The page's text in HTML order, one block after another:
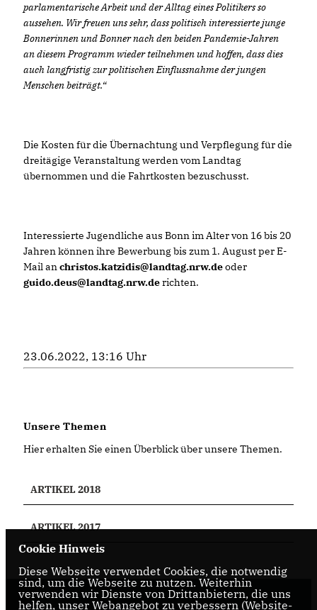
parlamentarische Arbeit und der Alltag eines Politikers so
aussehen. Wir freuen uns sehr, dass politisch interessierte junge
Bonnerinnen und Bonner nach den beiden Pandemie-Jahren
an diesem Programm wieder teilnehmen und hoffen, dass dies
auch langfristig zur politischen Einflussnahme der jungen
Menschen beiträgt.“
Die Kosten für die Übernachtung und Verpflegung für die
dreitägige Veranstaltung werden vom Landtag
übernommen und die Fahrtkosten bezuschusst.
Interessierte Jugendliche aus Bonn im Alter von 16 bis 20
Jahren können ihre Bewerbung bis zum 1. August per E-
Mail anchristos.katzidis@landtag.nrw.deoder
guido.deus@landtag.nrw.derichten.
23.06.2022, 13:16 Uhr
Unsere Themen
Hier erhalten Sie einen Überblick über unsere Themen.
ARTIKEL 2018
ARTIKEL 2017
Cookie Hinweis
Diese Webseite verwendet Cookies, die notwendig
sind, um die Webseite zu nutzen. Weiterhin
verwenden wir Dienste von Drittanbietern, die uns
helfen, unser Webangebot zu verbessern (Website-